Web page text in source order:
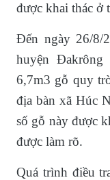
được khai thác ở
Đến ngày 26/8/
huyện
6,7m3 gỗ quy
địa bàn xã Húc
số gỗ này được
được làm rõ.
Quá trình điều